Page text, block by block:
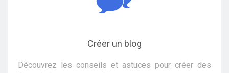
Créer un blog
Découvrez les conseils et astuces pour créer des